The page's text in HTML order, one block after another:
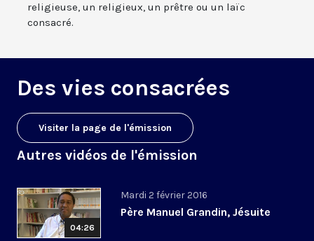
religieuse, un religieux, un prêtre ou un laïc
consacré.
Des vies consacrées
Visiter la page de l'émission
Autres vidéos de l'émission
04:26
Mardi 2 février 2016
Père Manuel Grandin, Jésuite